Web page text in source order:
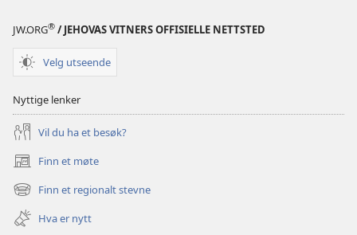
JW.ORG® / JEHOVAS VITNERS OFFISIELLE NETTSTED
Velg utseende
Nyttige lenker
Vil du ha et besøk?
Finn et møte
(åpner
nytt
vindu)
Finn et regionalt stevne
(åpner
nytt
vindu)
Hva er nytt